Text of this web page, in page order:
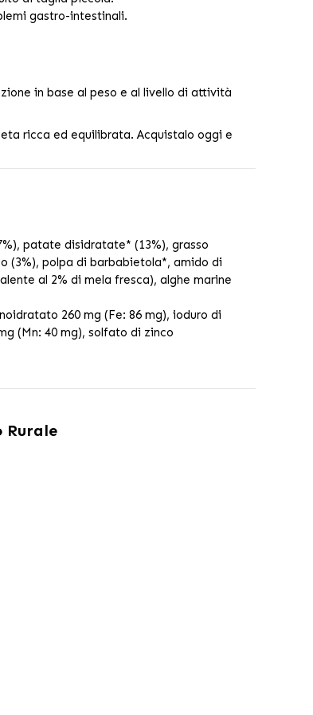
gastro-intestinali.
in base al peso e al livello di attività
ricca ed equilibrata. Acquistalo oggi e
patate disidratate* (13%), grasso
(3%), polpa di barbabietola*, amido di
al 2% di mela fresca), alghe marine
260 mg (Fe: 86 mg), ioduro di
(Mn: 40 mg), solfato di zinco
Rurale